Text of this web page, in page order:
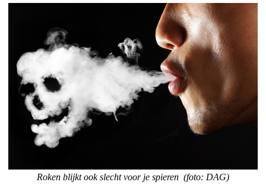
Roken blijkt ook slecht voor je spieren (foto: DAG)